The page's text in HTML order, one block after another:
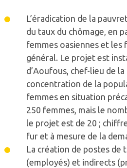
L’éradication de la
du taux du chômage, en
femmes oasiennes et les
général. Le projet est
d’Aoufous, chef-lieu de
concentration de la
femmes en situation
250 femmes, mais le
le projet est de 20 ;
fur et à mesure de la
La création de postes de
(employés) et indirects